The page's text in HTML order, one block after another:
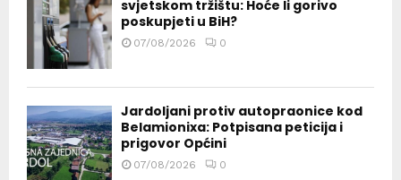
svjetskom tržištu: Hoće li gorivo
poskupjeti u BiH?
07/08/2026 0
Jardoljani protiv autopraonice kod
Belamionixa: Potpisana peticija i
prigovor Općini
07/08/2026 0